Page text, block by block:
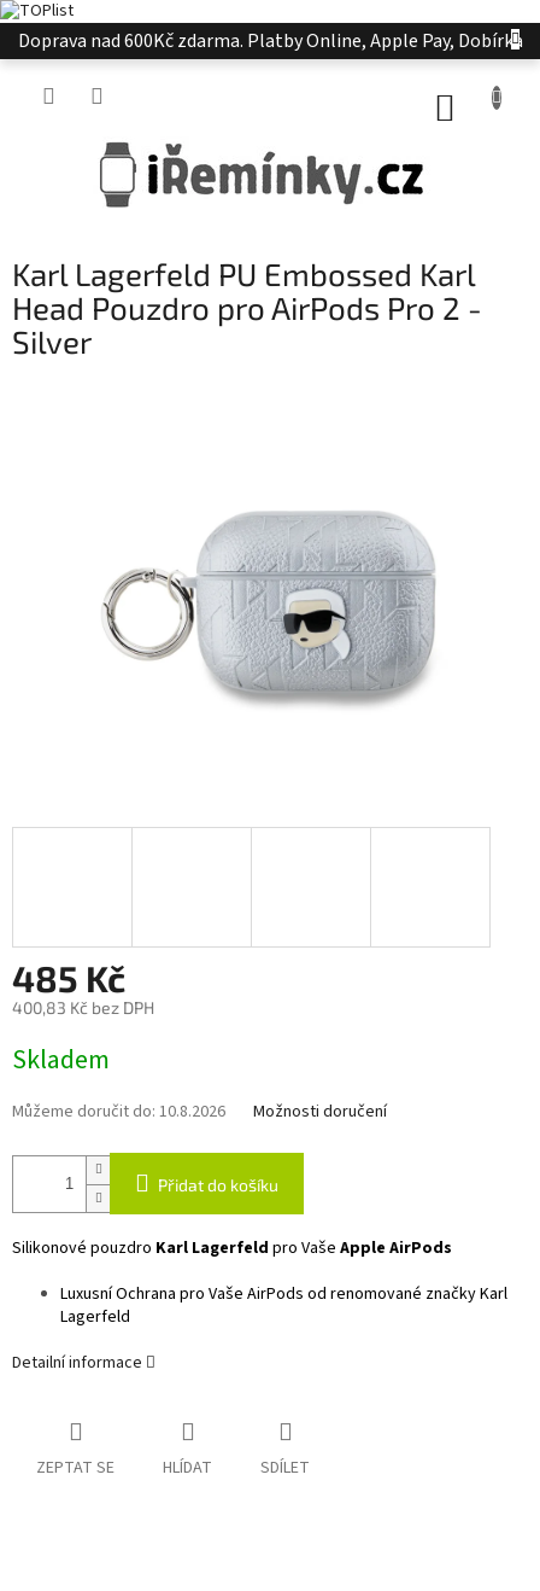
Přejít
na
Doprava nad 600Kč zdarma. Platby Online, Apple Pay, Dobírka
Karl Lagerfeld PU Embossed Karl
Head Pouzdro pro AirPods Pro 2 -
Silver
485 Kč
400,83 Kč bez DPH
cena:
Skladem
Můžeme doručit do: 10.8.2026 Možnosti doručení
Přidat do košíku
Silikonové pouzdro Karl Lagerfeld pro Vaše Apple AirPods
Luxusní Ochrana pro Vaše AirPods od renomované značky Karl
Lagerfeld
Detailní informace
ZEPTAT SE HLÍDAT SDÍLET